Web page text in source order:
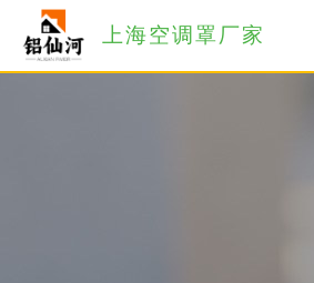
上海空调罩厂家